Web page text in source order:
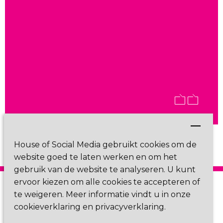
House of Social Media gebruikt cookies om de
website goed te laten werken en om het
gebruik van de website te analyseren. U kunt
ervoor kiezen om alle cookies te accepteren of
te weigeren. Meer informatie vindt u in onze
cookieverklaring en privacyverklaring.